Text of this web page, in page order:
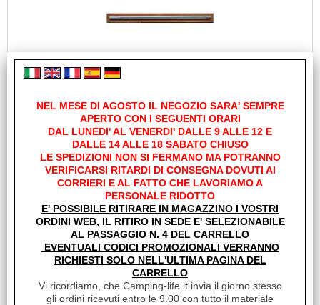
DIMATEC
Unità di misura:
Sc.Club Convenzionati:
Finitura argento satinato, confezione da due pezzi. 12 v Luce
caldda 3000 K Diametro 12mm
Disponibilità:
Disponibile su Ordinazione in circa 10/20gg (Tempistica indicativa
NEL MESE DI AGOSTO IL NEGOZIO SARA' SEMPRE
APERTO CON I SEGUENTI ORARI
DAL LUNEDI' AL VENERDI' DALLE 9 ALLE 12 E
DALLE 14 ALLE 18 SABATO CHIUSO
LE SPEDIZIONI NON SI FERMANO MA POTRANNO
VERIFICARSI RITARDI DI CONSEGNA DOVUTI AI
CORRIERI E AL FATTO CHE LAVORIAMO A
PERSONALE RIDOTTO
E' POSSIBILE RITIRARE IN MAGAZZINO I VOSTRI
ORDINI WEB, IL RITIRO IN SEDE E' SELEZIONABILE
AL PASSAGGIO N. 4 DEL CARRELLO
EVENTUALI CODICI PROMOZIONALI VERRANNO
RICHIESTI SOLO NELL'ULTIMA PAGINA DEL
CARRELLO
Vi ricordiamo, che Camping-life.it invia il giorno stesso
gli ordini ricevuti entro le 9.00 con tutto il materiale